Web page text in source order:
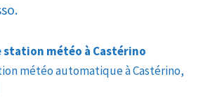
station météo à Castérino
météo automatique à Castérino,